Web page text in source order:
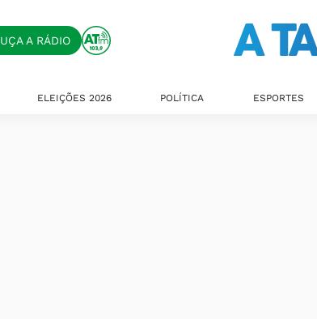
A RÁDIO
ELEIÇÕES 2026 POLÍTICA ESPORTES